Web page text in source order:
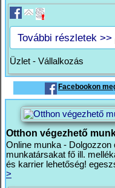
További részletek >>
Üzlet - Vállalkozás
Facebookon
Otthon végezhető
Online munka -
munkatársakat fő ill.
és karrier lehetőség!
>